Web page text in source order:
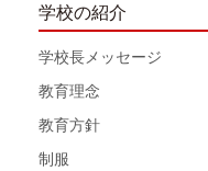
学校の紹介
学校長メッセージ
教育理念
教育方針
制服